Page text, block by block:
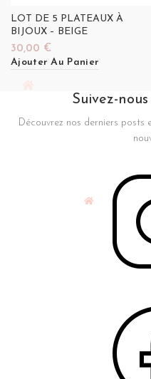
LOT DE 5 PLATEAUX À
BIJOUX – BEIGE
30,00 €
Ajouter Au Panier
Suivez-
Découvrez nos derniers posts